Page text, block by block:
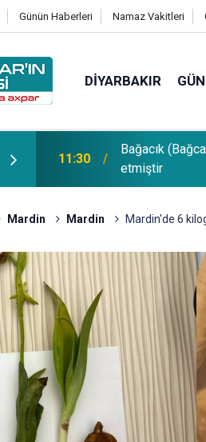
Günün Haberleri Namaz Vakitleri
DIYARBAKIR
11:30
Bağacık
etmiştir
Mardin Mardin Mardin'de 6